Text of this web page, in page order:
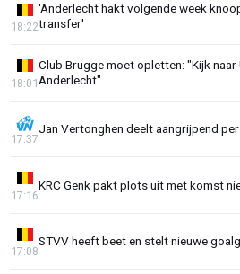
'Anderlecht hakt volgende week
transfer'
18:22
Club Brugge moet opletten: "Kijk naar
Anderlecht"
18:01
Jan Vertonghen deelt aangrijpend
17:37
KRC Genk pakt plots uit met komst
17:16
STVV heeft beet en stelt nieuwe
17:08